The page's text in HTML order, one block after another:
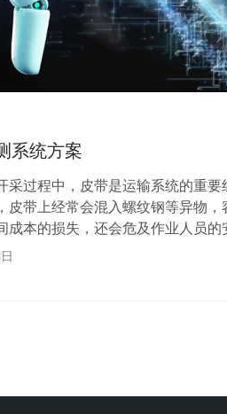
系统方案
采过程中，皮带是运输系统的重
皮带上经常会混入螺纹钢等异物
成本的损失，还会危及作业人员
六条重点工程之一就是加快矿山